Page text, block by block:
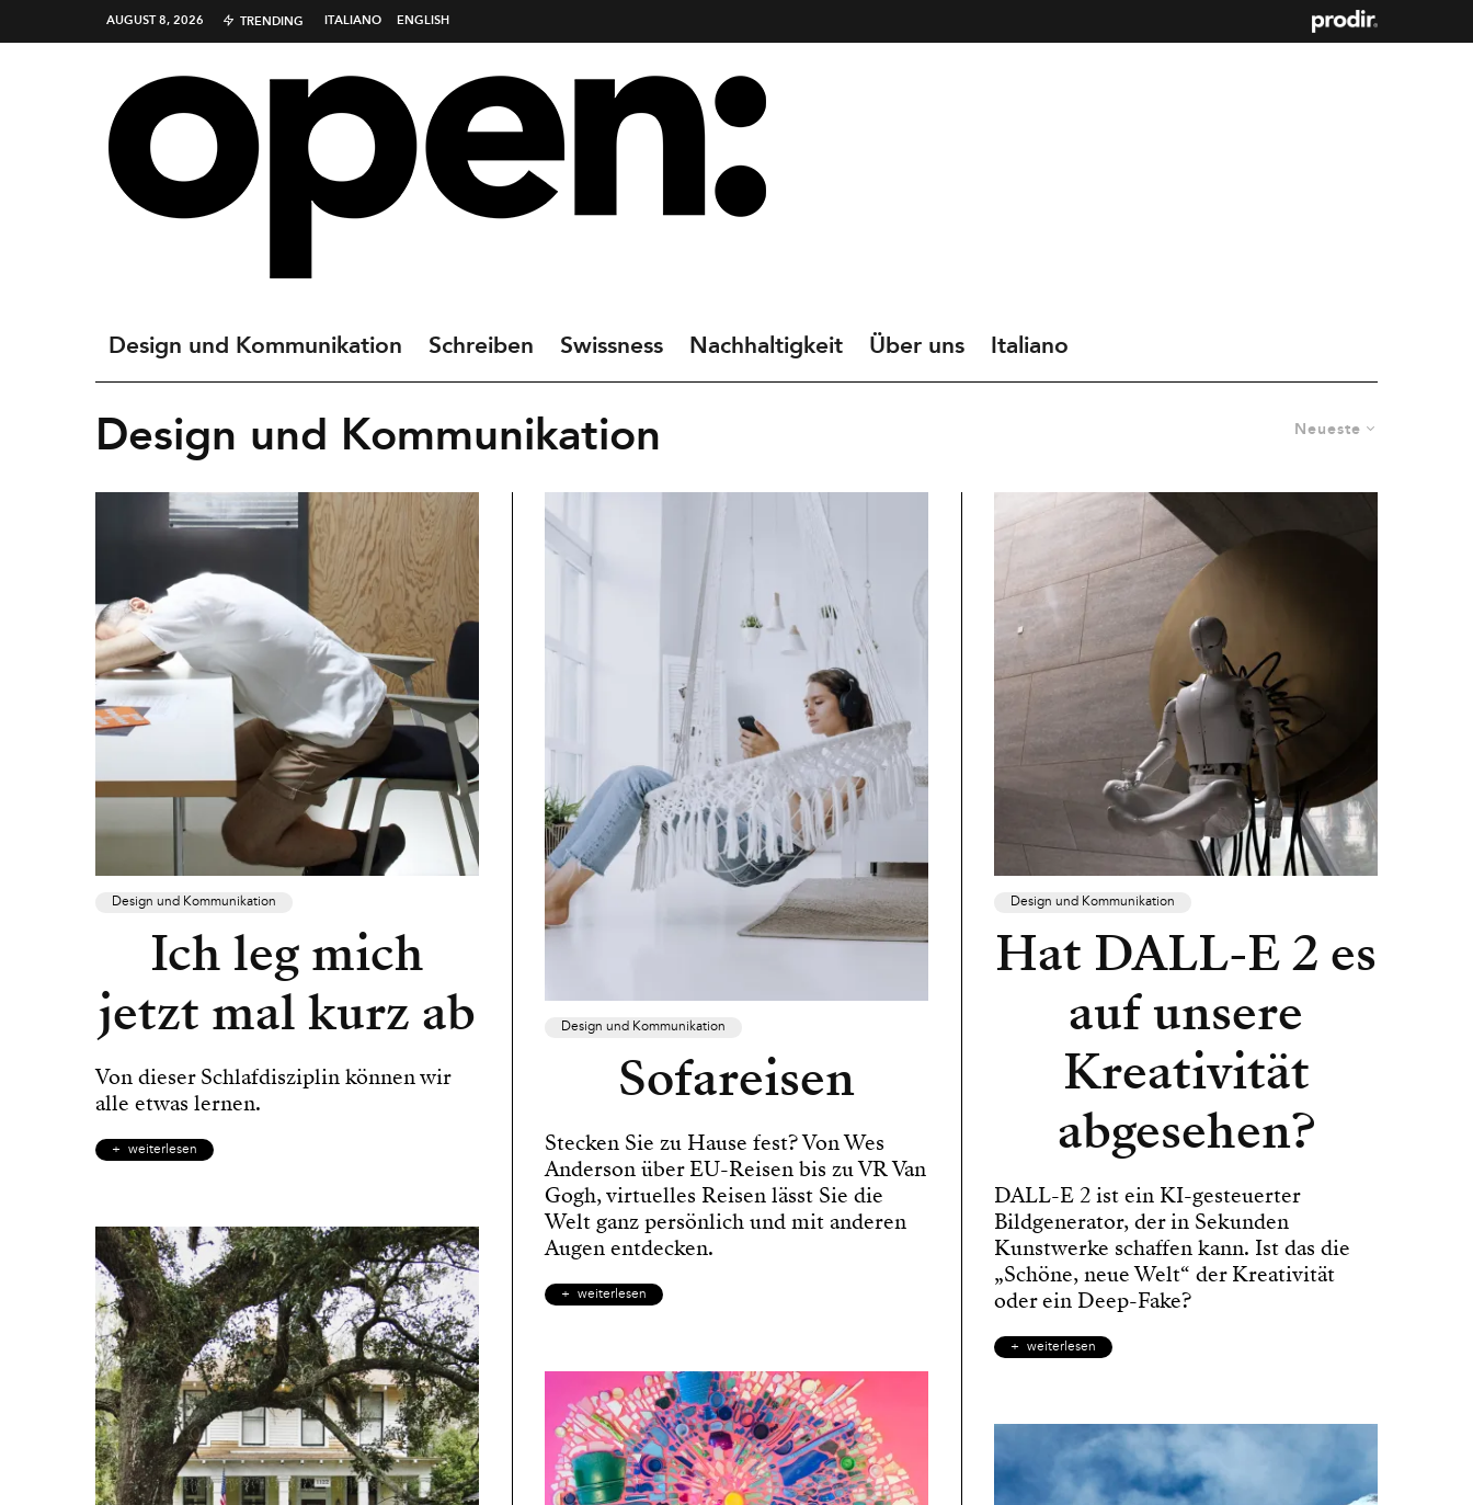
AUGUST 8, 2026 TRENDING ITALIANO ENGLISH
Design und Kommunikation Schreiben Swissness Nachhaltigkeit Über uns Italiano
Neueste
Design und Kommunikation
Design und Kommunikation
Ich leg mich
jetzt mal kurz ab
Von dieser Schlafdisziplin können wir
alle etwas lernen.
weiterlesen
Design und Kommunikation
Sofareisen
Stecken Sie zu Hause fest? Von Wes
Anderson über EU-Reisen bis zu VR Van
Gogh, virtuelles Reisen lässt Sie die
Welt ganz persönlich und mit anderen
Augen entdecken.
weiterlesen
Design und Kommunikation
Hat DALL-E 2 es
auf unsere
Kreativität
abgesehen?
DALL-E 2 ist ein KI-gesteuerter
Bildgenerator, der in Sekunden
Kunstwerke schaffen kann. Ist das die
„Schöne, neue Welt“ der Kreativität
oder ein Deep-Fake?
weiterlesen